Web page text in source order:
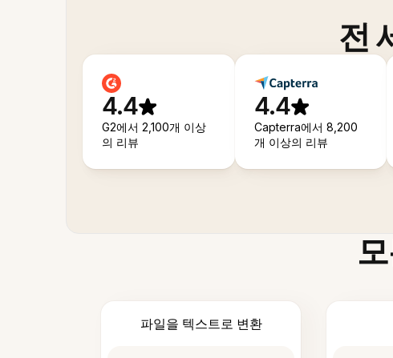
전
4.4
G2에서 2,100개 이상
의 리뷰
4.4
Capterra에서 8,200
개 이상의 리뷰
파일을 텍스트로 변환